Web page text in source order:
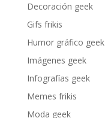
Decoración geek
Gifs frikis
Humor gráfico geek
Imágenes geek
Infografías geek
Memes frikis
Moda geek